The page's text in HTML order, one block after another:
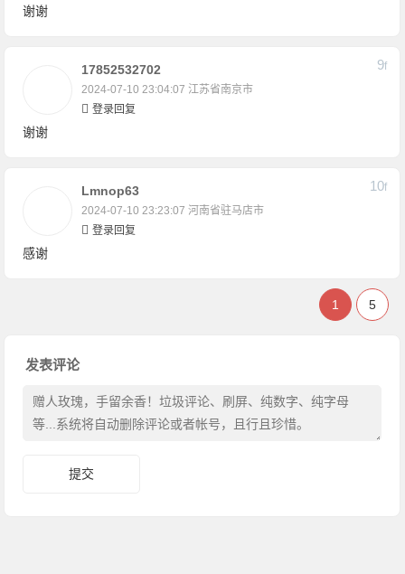
谢谢
17852532702
2024-07-10 23:04:07 江苏省南京市
9F
登录回复
谢谢
Lmnop63
2024-07-10 23:23:07 河南省驻马店市
10F
登录回复
感谢
1 5
发表评论